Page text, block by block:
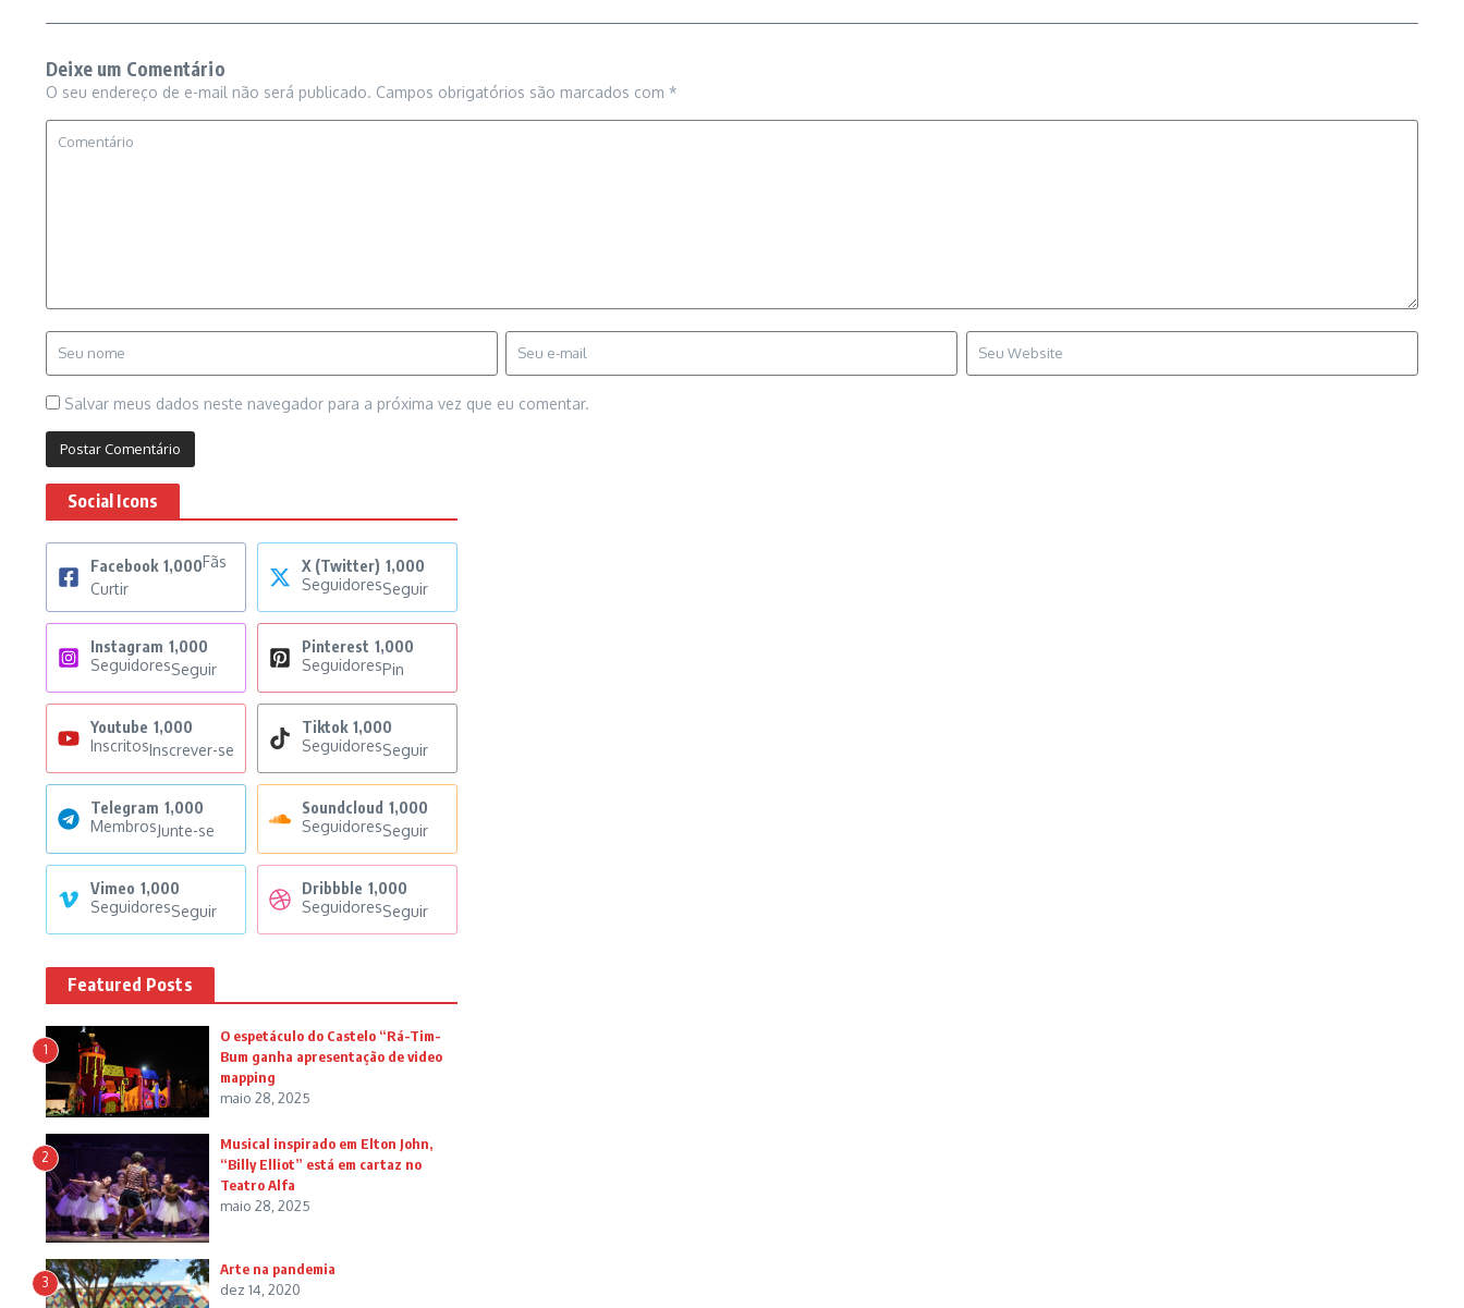
Deixe um Comentário
O seu endereço de e-mail não será publicado. Campos obrigatórios são marcados com *
Salvar meus dados neste navegador para a próxima vez que eu comentar.
Social Icons
Facebook 1,000Fãs
Curtir
X (Twitter) 1,000
SeguidoresSeguir
Instagram 1,000
SeguidoresSeguir
Pinterest 1,000
SeguidoresPin
Youtube 1,000
InscritosInscrever-se
Tiktok 1,000
SeguidoresSeguir
Telegram 1,000
MembrosJunte-se
Soundcloud 1,000
SeguidoresSeguir
Vimeo 1,000
SeguidoresSeguir
Dribbble 1,000
SeguidoresSeguir
Featured Posts
1
O espetáculo do Castelo “Rá-Tim-
Bum ganha apresentação de video
mapping
maio 28, 2025
2
Musical inspirado em Elton John,
“Billy Elliot” está em cartaz no
Teatro Alfa
maio 28, 2025
3
Arte na pandemia
dez 14, 2020